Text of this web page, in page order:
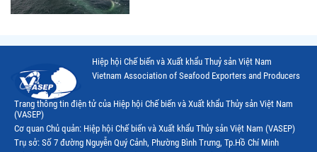
Hiệp hội Chế biến và Xuất khẩu Thuỷ sản Việt Nam
Vietnam Association of Seafood Exporters and Producers
Trang thông tin điện tử của Hiệp hội Chế biến và Xuất khẩu Thủy sản Việt Nam
(VASEP)
Cơ quan Chủ quản: Hiệp hội Chế biến và Xuất khẩu Thủy sản Việt Nam (VASEP)
Trụ sở: Số 7 đường Nguyễn Quý Cảnh, Phường Bình Trưng, Tp.Hồ Chí Minh